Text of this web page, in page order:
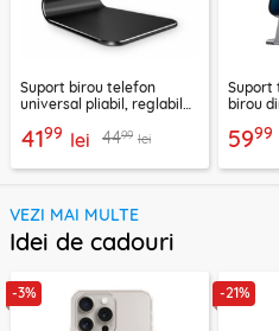
Suport birou telefon
universal pliabil, reglabil
negru
4199 lei 4499 lei
Suport
birou
5999
VEZI MAI MULTE
Idei de cadouri
-3% -21%